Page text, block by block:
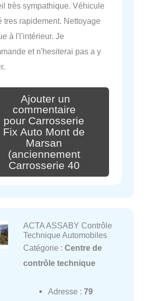
très sympathique. Véhicule
tres rapidement. Nettoyage
à l'l'intérieur. Je
et n'hesiterai pas a y
Ajouter un
commentaire
pour Carrosserie
Fix Auto Mont de
Marsan
(anciennement
Carrosserie 40
ACTA ASSABY Contrôle
Technique Automobiles
Catégorie : Centre de
contrôle technique
Adresse : 79